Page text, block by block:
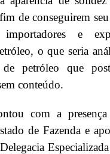
de conseguirem
importadores e
o que seria
petróleo que
conteúdo.
com a
de Fazenda e